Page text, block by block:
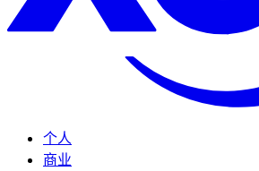
个人
商业